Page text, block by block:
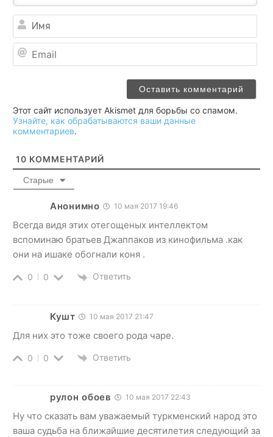
Этот сайт использует Akismet для борьбы со спамом.
Узнайте, как обрабатываются ваши данные
комментариев.
10 КОММЕНТАРИЙ
Старые
Анонимно 10 мая 2017 19:46
Всегда видя этих отегощеных интеллектом
вспоминаю братьев Джаппаков из кинофильма .как
они на ишаке обогнали коня .
0 0 Ответить
Кушт 10 мая 2017 21:47
Для них это тоже своего рода чаре.
0 0 Ответить
рулон обоев 10 мая 2017 22:43
Ну что сказать вам уважаемый туркменский народ это
ваша судьба на ближайшие десятилетия следующий за